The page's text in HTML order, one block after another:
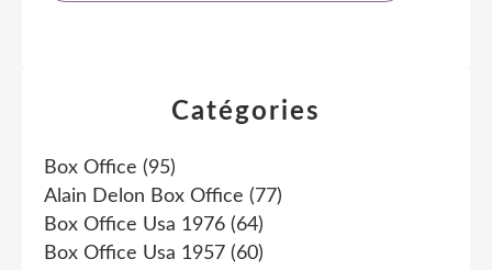
Catégories
Box Office (95)
Alain Delon Box Office (77)
Box Office Usa 1976 (64)
Box Office Usa 1957 (60)